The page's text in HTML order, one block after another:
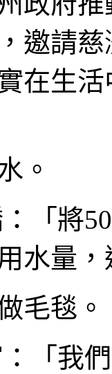
邀請
在生
。
「將
水量
毛毯。
「我